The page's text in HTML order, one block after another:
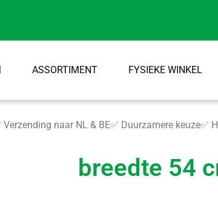
ASSORTIMENT FYSIEKE WINKEL
Verzending naar NL & BE✅ Duurzamere keuze✅
breedte 54